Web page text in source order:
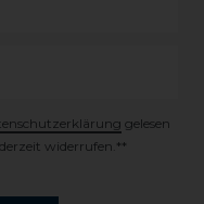
gelesen
widerrufen.**